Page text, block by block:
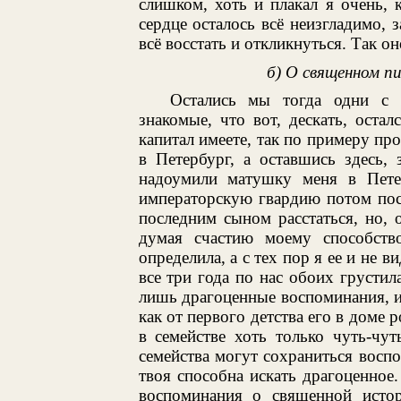
слишком, хоть и плакал я
сердце осталось всё
всё восстать и откликнуться. Так
б) О священном
Остались мы тогда одни с матушкой. Посоветовали ей скоро добрые знакомые, что вот, дескать, остался всего один у вас сынок, и не бедные вы, капитал имеете, так по примеру прочих почему бы сына вашего не отправить вам в Петербург, а оставшись здесь, знатной, может быть, участи его лишите. И надоумили матушку меня в Петербург в кадетский корпус свезти, чтобы в императорскую гвардию потом поступить. Матушка долго колебалась: как это с последним сыном расстаться, но, однако, решилась, хотя и не без многих слез, думая счастию моему способствовать. Свезла она меня в Петербург да и определила, а с тех пор я ее и не видал вовсе; ибо через три года сама скончалась, все три года по нас обоих грустила и трепетала. Из дома родительского вынес я лишь драгоценные воспоминания, ибо нет драгоценнее воспоминаний у человека, как от первого детства его в доме родительском, и это почти всегда так, если даже в семействе хоть только чуть-чуть любовь да союз. Да и от самого дурного семейства могут сохраниться воспоминания драгоценные, если только сама душа твоя способна искать драгоценное. К воспоминаниям же домашним причитаю и воспоминания о священной истории, которую в доме родительском, хотя и ребенком, я очень любопытствовал знать. Была у меня тогда книга, священная история, с прекрасными картинками, под названием «Сто четыре священные истории Ветхого и Нового завета», и по ней я и читать учился. И теперь она у меня здесь на полке лежит, как драгоценную память сохраняю. Но и до того еще как читать научился, помню, как в первый раз посетило меня некоторое проникновение духовное, еще восьми лет от роду. Повела матушка меня одного (не помню, где был тогда брат) во храм господень, в страстную неделю в понедельник к обедне. День был ясный, и я, вспоминая теперь, точно вижу вновь, как возносился из кадила фимиам и тихо восходил вверх, а сверху в куполе, в узенькое окошечко, так и льются на нас в церковь божьи лучи, и, восходя к ним волнами, как бы таял в них фимиам. Смотрел я умиленно и в первый раз от роду принял я тогда в душу первое семя слова божия осмысленно. Вышел на средину храма отрок с большою книгой, такою большою, что, показалось мне тогда, с трудом даже и нес ее, и возложил на налой, отверз и начал читать, и вдруг я тогда в первый раз нечто понял, в первый раз в жизни понял, что́ во храме божием читают. Был муж в земле Уц, правдивый и благочестивый, и было у него столько-то богатства, столько-то верблюдов, столько овец и ослов, и дети его веселились, и любил он их очень, и молил за них бога: может, согрешили они, веселясь. И вот восходит к богу диавол вместе с сынами божьими и говорит господу, что прошел по всей земле и под землею. «А видел ли раба моего Иова?» — спрашивает его бог. И похвалился бог диаволу, указав на великого святого раба своего. И усмехнулся диавол на слова божии: «Предай его мне и увидишь, что возропщет раб твой и проклянет твое имя». И предал бог своего праведника, столь им любимого, диаволу, и поразил диавол детей его, и скот его, и разметал богатство его, всё вдруг, как божиим громом, и разодрал Иов одежды свои, и бросился на землю, и возопил: «Наг вышел из чрева матери, наг и возвращусь в землю, бог дал, бог и взял. Буди имя господне благословенно отныне и до века!» Отцы и учители, пощадите теперешние слезы мои — ибо всё младенчество мое как бы вновь восстает предо мною, и дышу теперь, как дышал тогда детскою восьмилетнею грудкой моею, и чувствую, как тогда, удивление, и смятение, и радость. И верблюды-то так тогда мое воображение заняли, и сатана, который так с богом говорит, и бог, отдавший раба своего на погибель, и раб его, восклицающий: «Буди имя твое благословенно, несмотря на то, что казнишь меня», — а затем тихое и сладостное пение во храме: «Да исправится молитва моя», и снова фимиам от кадила священника и коленопреклоненная молитва! С тех пор — даже вчера еще взял ее — и не могу читать эту пресвятую повесть